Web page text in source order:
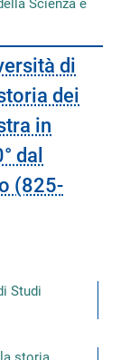
Scienza e
di
dei
in
dal
(825-
Studi